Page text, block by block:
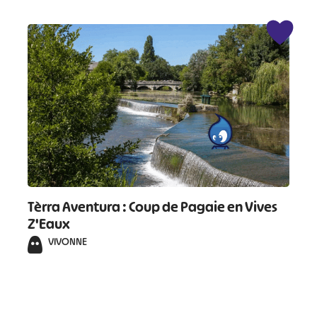
Tèrra Aventura : Coup de Pagaie en Vives
Z'Eaux
VIVONNE